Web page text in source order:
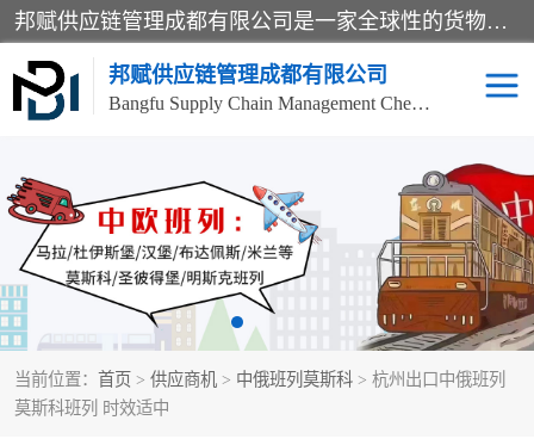
邦赋供应链管理成都有限公司是一家全球性的货物运输代理公司，主要从事：波兰中欧班列、德国中欧班列、出口莫斯科班列、中欧班列进口、蓉欧铁路、成都出口空运等业务，同时亦提供报关、报检、仓储、码头操作等服务。
邦赋供应链管理成都有限公司
Bangfu Supply Chain Management Chengdu Co.,LTD
当前位置： 首页 > 供应商机 > 中俄班列莫斯科 > 杭州出口中俄班列
莫斯科班列 时效适中
进出口门到门 成都中欧班列
国际汽运 国际空运
食品进口物流清关 南美海运